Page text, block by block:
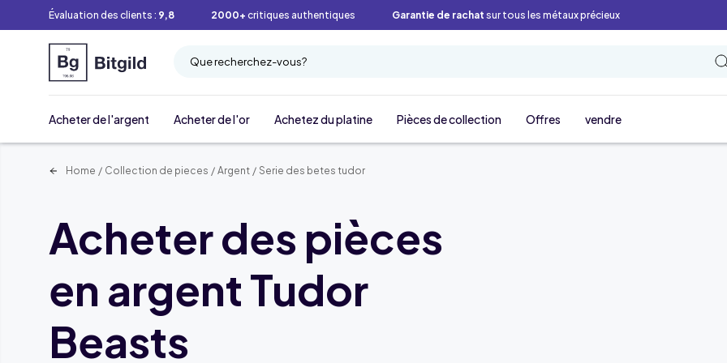
Évaluation des clients : 9,8 2000+ critiques authentiques Garantie de rachat sur tous les métaux précieux
Que recherchez-vous?
Acheter de l'argent Acheter de l'or Achetez du platine Pièces de collection Offres vendre
Home / Collection de pieces / Argent / Serie des betes tudor
Acheter des pièces
en argent Tudor
Beasts